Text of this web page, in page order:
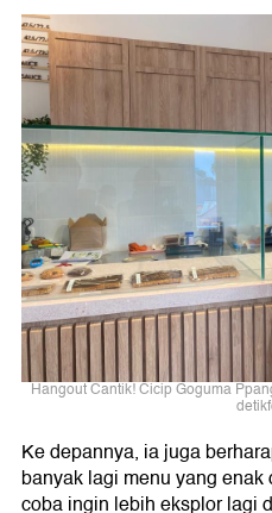
Hangout Cantik! Cicip Goguma
Ke depannya, ia juga
banyak lagi menu yang
coba ingin lebih eksplor lagi